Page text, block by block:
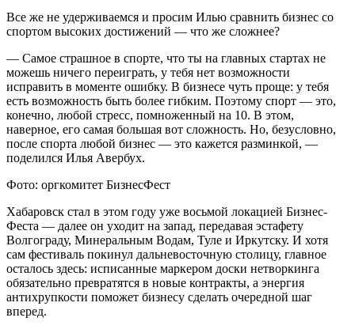
Все же не удерживаемся и просим Илью сравнить бизнес со
спортом высоких достижений — что же сложнее?
— Самое страшное в спорте, что ты на главных стартах не
можешь ничего переиграть, у тебя нет возможности
исправить в моменте ошибку. В бизнесе чуть проще: у тебя
есть возможность быть более гибким. Поэтому спорт — это,
конечно, любой стресс, помноженный на 10. В этом,
наверное, его самая большая вот сложность. Но, безусловно,
после спорта любой бизнес — это кажется разминкой, —
поделился Илья Авербух.
Фото: оргкомитет БизнесФест
Хабаровск стал в этом году уже восьмой локацией Бизнес-
Феста — далее он уходит на запад, передавая эстафету
Волгограду, Минеральным Водам, Туле и Иркутску. И хотя
сам фестиваль покинул дальневосточную столицу, главное
осталось здесь: исписанные маркером доски нетворкинга
обязательно превратятся в новые контракты, а энергия
антихрупкости поможет бизнесу сделать очередной шаг
вперед.